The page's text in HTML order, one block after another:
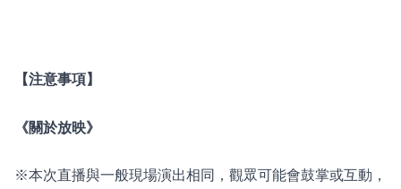
【注意事項】
《關於放映》
※本次直播與一般現場演出相同，觀眾可能會鼓掌或互動，